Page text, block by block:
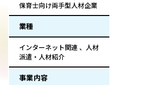
保育士向け両手型人材企業
業種
インターネット関連 、人材
派遣・人材紹介
事業内容